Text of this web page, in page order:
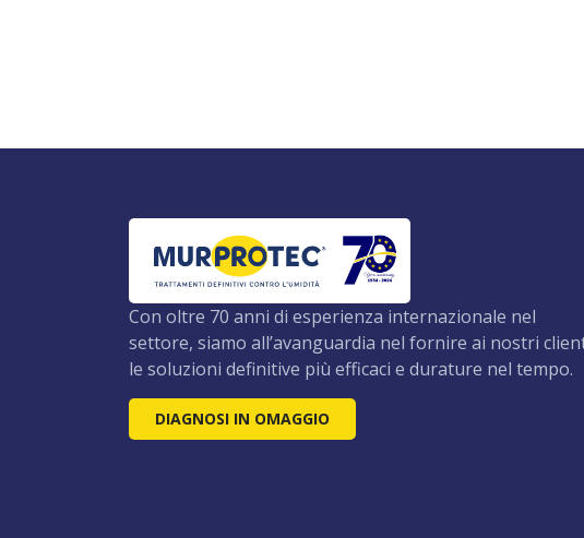
Con oltre 70 anni di esperienza internazionale nel
settore, siamo all’avanguardia nel fornire ai nostri
le soluzioni definitive più efficaci e durature nel tempo.
DIAGNOSI IN OMAGGIO